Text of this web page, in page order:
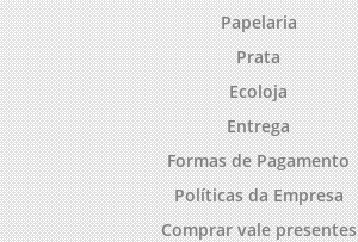
Papelaria
Prata
Ecoloja
Entrega
Formas de Pagamento
Políticas da Empresa
Comprar vale presentes